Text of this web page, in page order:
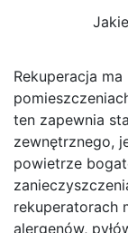
Rekuperacja
ten zapewnia
zewnętrznego,
powietrze
rekuperatorach
alergenów,